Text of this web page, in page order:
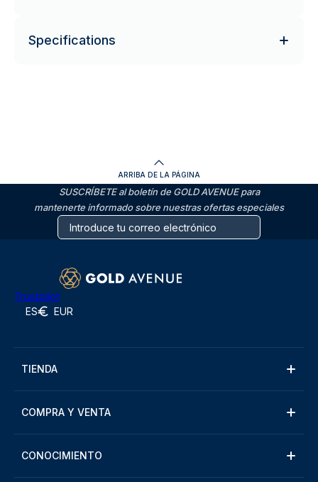
Specifications
ARRIBA DE LA PÁGINA
SUSCRÍBETE al boletín de GOLD AVENUE para
mantenerte informado sobre nuestras ofertas especiales
Trustpilot
ES EUR
TIENDA
COMPRA Y VENTA
CONOCIMIENTO